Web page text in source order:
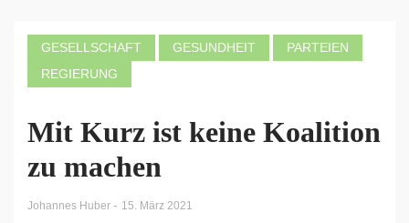
GESELLSCHAFT GESUNDHEIT
PARTEIEN
REGIERUNG
Mit Kurz ist keine Koalition
zu machen
Johannes Huber - 15. März 2021